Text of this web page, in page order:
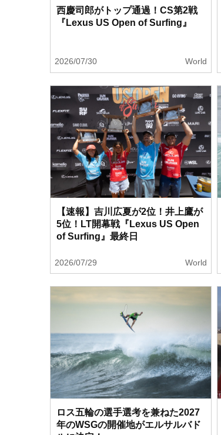
西慶司郎がトップ通過！CS第2戦
『Lexus US Open of Surfing』
2026/07/30 World
【速報】吉川広夏が2位！井上鷹が
5位！LT開幕戦『Lexus US Open
of Surfing』最終日
2026/07/29 World
ロス五輪の選手選考を兼ねた2027
年のWSGの開催地がエルサルバド